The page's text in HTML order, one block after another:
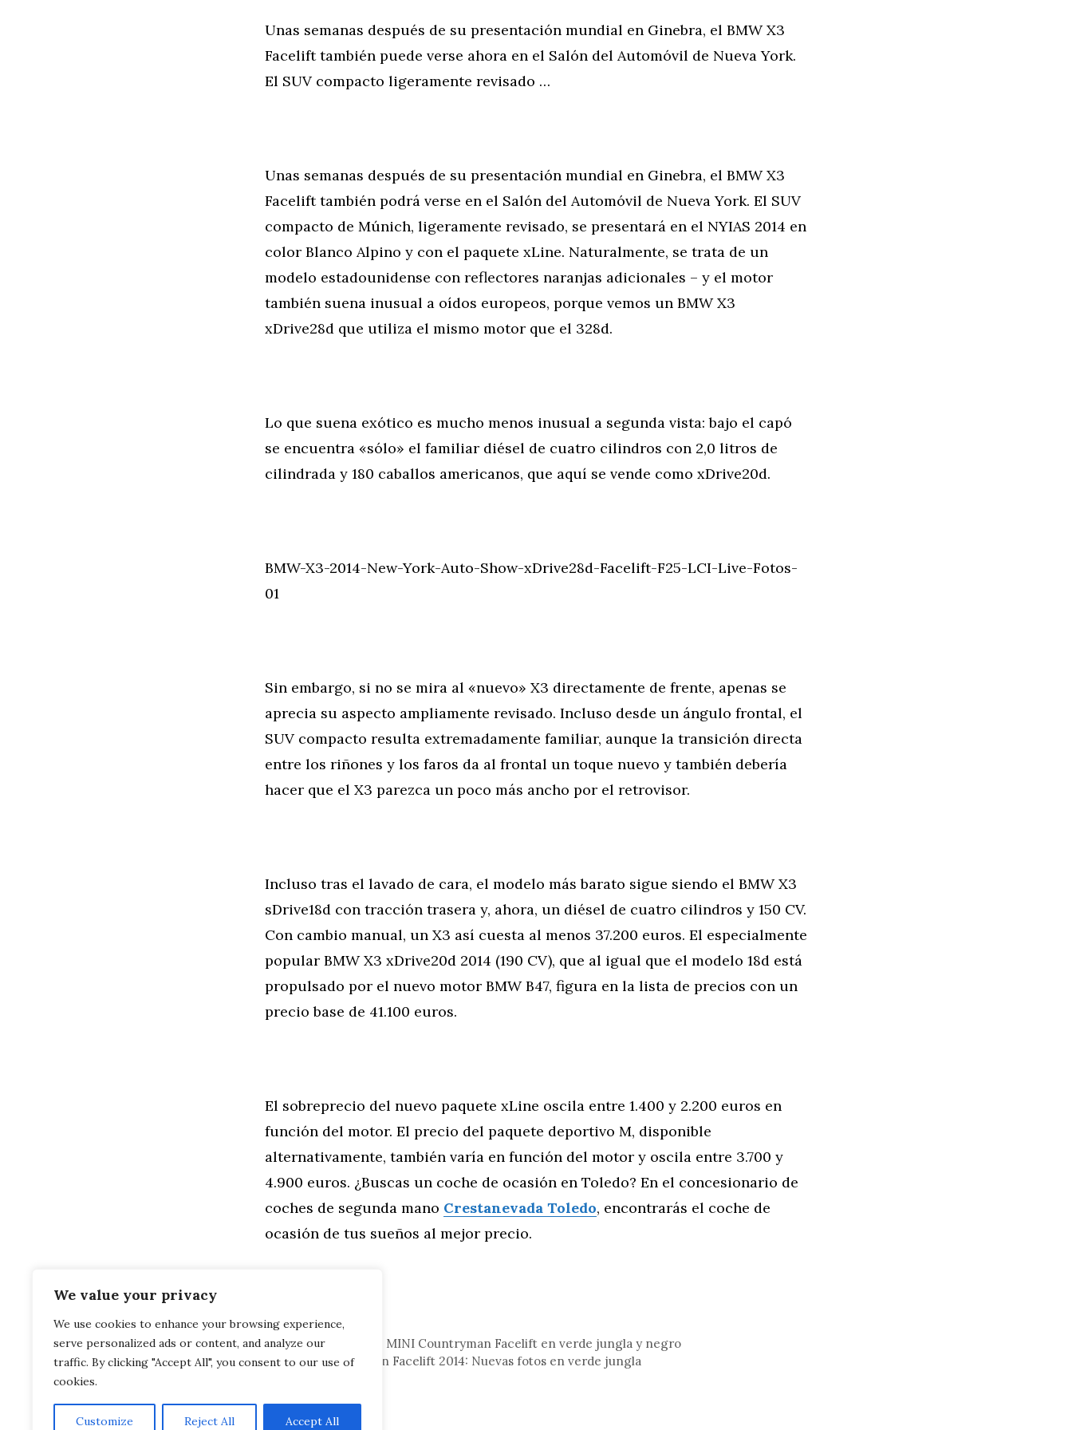
We value your privacy
We use cookies to enhance your browsing experience,
serve personalized ads or content, and analyze our
traffic. By clicking "Accept All", you consent to our use of
cookies.
Customize Reject All Accept All
Unas semanas después de su presentación mundial en Ginebra, el BMW X3
Facelift también puede verse ahora en el Salón del Automóvil de Nueva York.
El SUV compacto ligeramente revisado …
Unas semanas después de su presentación mundial en Ginebra, el BMW X3
Facelift también podrá verse en el Salón del Automóvil de Nueva York. El SUV
compacto de Múnich, ligeramente revisado, se presentará en el NYIAS 2014 en
color Blanco Alpino y con el paquete xLine. Naturalmente, se trata de un
modelo estadounidense con reflectores naranjas adicionales – y el motor
también suena inusual a oídos europeos, porque vemos un BMW X3
xDrive28d que utiliza el mismo motor que el 328d.
Lo que suena exótico es mucho menos inusual a segunda vista: bajo el capó
se encuentra «sólo» el familiar diésel de cuatro cilindros con 2,0 litros de
cilindrada y 180 caballos americanos, que aquí se vende como xDrive20d.
BMW-X3-2014-New-York-Auto-Show-xDrive28d-Facelift-F25-LCI-Live-Fotos-
01
Sin embargo, si no se mira al «nuevo» X3 directamente de frente, apenas se
aprecia su aspecto ampliamente revisado. Incluso desde un ángulo frontal, el
SUV compacto resulta extremadamente familiar, aunque la transición directa
entre los riñones y los faros da al frontal un toque nuevo y también debería
hacer que el X3 parezca un poco más ancho por el retrovisor.
Incluso tras el lavado de cara, el modelo más barato sigue siendo el BMW X3
sDrive18d con tracción trasera y, ahora, un diésel de cuatro cilindros y 150 CV.
Con cambio manual, un X3 así cuesta al menos 37.200 euros. El especialmente
popular BMW X3 xDrive20d 2014 (190 CV), que al igual que el modelo 18d está
propulsado por el nuevo motor BMW B47, figura en la lista de precios con un
precio base de 41.100 euros.
El sobreprecio del nuevo paquete xLine oscila entre 1.400 y 2.200 euros en
función del motor. El precio del paquete deportivo M, disponible
alternativamente, también varía en función del motor y oscila entre 3.700 y
4.900 euros. ¿Buscas un coche de ocasión en Toledo? En el concesionario de
coches de segunda mano Crestanevada Toledo, encontrarás el coche de
ocasión de tus sueños al mejor precio.
Categorías
General,Motor
Nueva York 2014: MINI Countryman Facelift en verde jungla y negro
MINI Countryman Facelift 2014: Nuevas fotos en verde jungla